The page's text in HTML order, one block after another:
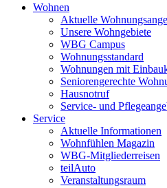
Wohnen
Aktuelle
Unsere Wohngebiete
WBG Campus
Wohnungsstandard
Wohnungen mit
Seniorengerechte
Hausnotruf
Service- und
Service
Aktuelle Informationen
Wohnfühlen Magazin
WBG-Mitgliederreisen
teilAuto
Veranstaltungsraum